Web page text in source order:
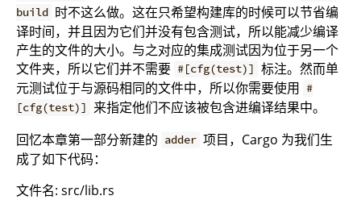
build 时不这么做。这在只希望构建库的时候可以节省编
译时间，并且因为它们并没有包含测试，所以能减少编译
产生的文件的大小。与之对应的集成测试因为位于另一个
文件夹，所以它们并不需要 #[cfg(test)] 标注。然而单
元测试位于与源码相同的文件中，所以你需要使用 #
[cfg(test)]
来指定他们不应该被包含进编译结果中。
回忆本章第一部分新建的 adder 项目，Cargo 为我们生
成了如下代码：
文件名: src/lib.rs